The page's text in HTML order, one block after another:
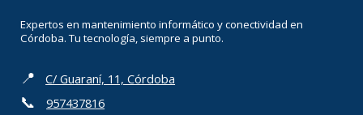
Expertos en mantenimiento informático y conectividad en
Córdoba. Tu tecnología, siempre a punto.
📍 C/ Guaraní, 11, Córdoba
📞 957437816